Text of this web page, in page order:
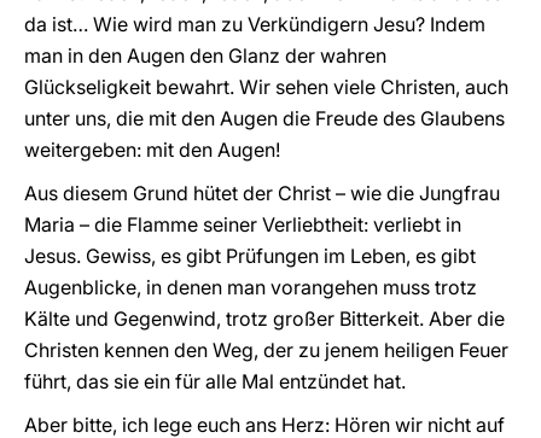
da ist… Wie wird man zu Verkündigern Jesu? Indem
man in den Augen den Glanz der wahren
Glückseligkeit bewahrt. Wir sehen viele Christen, auch
unter uns, die mit den Augen die Freude des Glaubens
weitergeben: mit den Augen!
Aus diesem Grund hütet der Christ – wie die Jungfrau
Maria – die Flamme seiner Verliebtheit: verliebt in
Jesus. Gewiss, es gibt Prüfungen im Leben, es gibt
Augenblicke, in denen man vorangehen muss trotz
Kälte und Gegenwind, trotz großer Bitterkeit. Aber die
Christen kennen den Weg, der zu jenem heiligen Feuer
führt, das sie ein für alle Mal entzündet hat.
Aber bitte, ich lege euch ans Herz: Hören wir nicht auf